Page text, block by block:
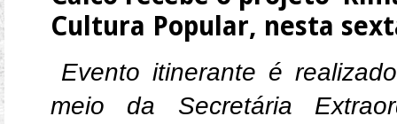
Cultura Popular, nesta
Evento itinerante é
meio da Secretária